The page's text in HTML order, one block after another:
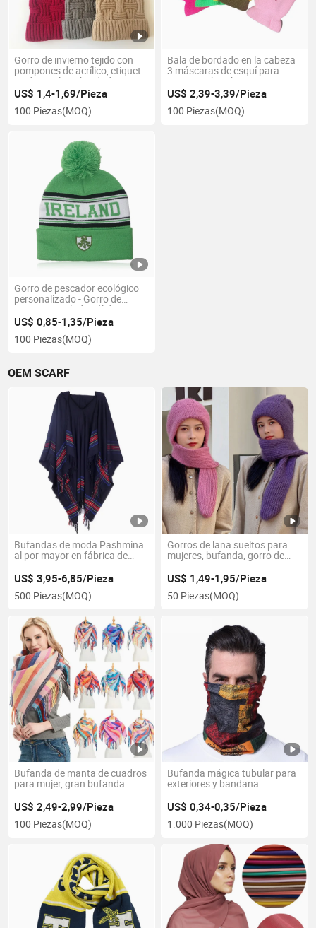
Gorro de invierno tejido con
pompones de acrílico, etiqueta
tejida con logo bordado a
medida al por mayor 100%
US$ 1,4-1,69/Pieza
100 Piezas(MOQ)
Bala de bordado en la cabeza
3 máscaras de esquí para
mujeres y hombres
US$ 2,39-3,39/Pieza
100 Piezas(MOQ)
Gorro de pescador ecológico
personalizado - Gorro de
punto acanalado cálido
US$ 0,85-1,35/Pieza
100 Piezas(MOQ)
OEM SCARF
Bufandas de moda Pashmina
al por mayor en fábrica de
para invierno
US$ 3,95-6,85/Pieza
500 Piezas(MOQ)
Gorros de lana sueltos para
mujeres, bufanda, gorro de
esquí
US$ 1,49-1,95/Pieza
50 Piezas(MOQ)
Bufanda de manta de cuadros
para mujer, gran bufanda
tartán
US$ 2,49-2,99/Pieza
100 Piezas(MOQ)
Bufanda mágica tubular para
exteriores y bandana
US$ 0,34-0,35/Pieza
1.000 Piezas(MOQ)